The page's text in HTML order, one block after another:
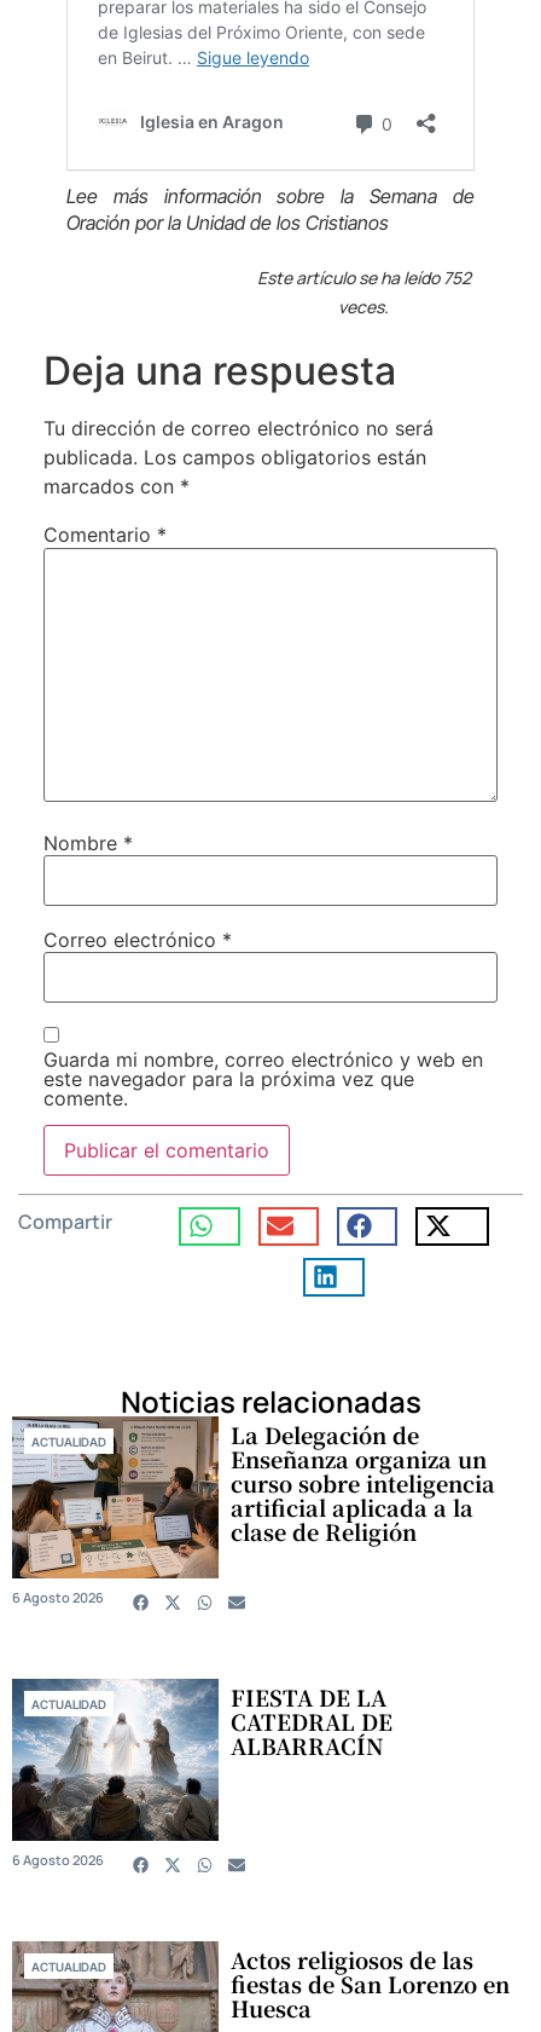
Lee más información sobre la Semana de
Oración por la Unidad de los Cristianos
Este artículo se ha leído 752
veces.
Deja una respuesta
Tu dirección de correo electrónico no será
publicada. Los campos obligatorios están
marcados con *
Comentario *
Nombre *
Correo electrónico *
Guarda mi nombre, correo electrónico y web en
este navegador para la próxima vez que
comente.
Compartir
Noticias relacionadas
ACTUALIDAD La Delegación de
Enseñanza organiza un
curso sobre inteligencia
artificial aplicada a la
clase de Religión
6 Agosto 2026
ACTUALIDAD FIESTA DE LA
CATEDRAL DE
ALBARRACÍN
6 Agosto 2026
ACTUALIDAD Actos religiosos de las
fiestas de San Lorenzo en
Huesca